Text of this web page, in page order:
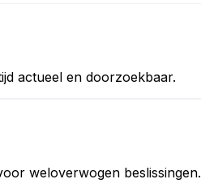
actueel en doorzoekbaar.
weloverwogen beslissingen.